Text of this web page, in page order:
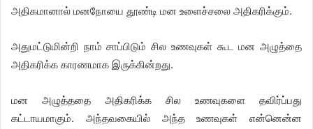
அதிகமானால் மனநோயை தூண்டி மன உளைச்சலை அதிகரிக்கும்.
அதுமட்டுமின்றி நாம் சாப்பிடும் சில உணவுகள் கூட மன அழுத்தை
அதிகரிக்க காரணமாக இருக்கின்றது.
மன அழுத்ததை அதிகரிக்க சில உணவுகளை தவிர்ப்பது
கட்டாயமாகும். அந்தவகையில் அந்த உணவுகள் என்னென்ன